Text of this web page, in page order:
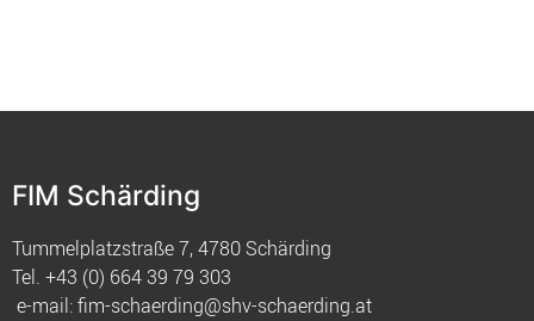
FIM Schärding
Tummelplatzstraße 7, 4780 Schärding
Tel. +43 (0) 664 39 79 303
e-mail:fim-schaerding@shv-schaerding.at